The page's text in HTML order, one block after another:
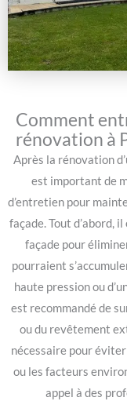
Comment
rénovation à
Après la rénovation
est important de
d’entretien pour
façade. Tout d’abord,
façade pour
pourraient
haute pression ou
est recommandé de
ou du revêtement
nécessaire pour
ou les facteurs
appel à des